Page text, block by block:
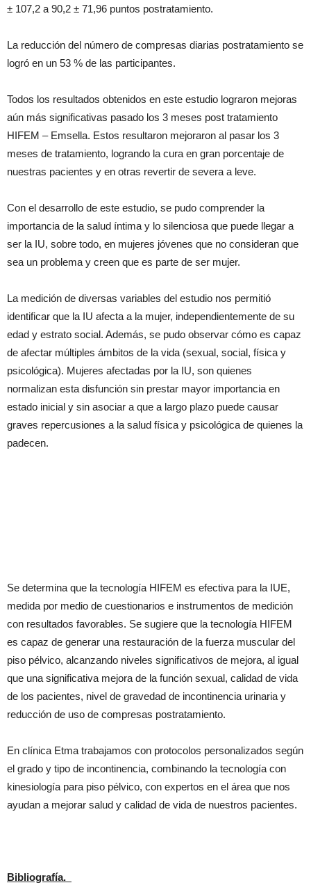
± 107,2 a 90,2 ± 71,96 puntos postratamiento.
La reducción del número de compresas diarias postratamiento se
logró en un 53 % de las participantes.
Todos los resultados obtenidos en este estudio lograron mejoras
aún más significativas pasado los 3 meses post tratamiento
HIFEM – Emsella. Estos resultaron mejoraron al pasar los 3
meses de tratamiento, logrando la cura en gran porcentaje de
nuestras pacientes y en otras revertir de severa a leve.
Con el desarrollo de este estudio, se pudo comprender la
importancia de la salud íntima y lo silenciosa que puede llegar a
ser la IU, sobre todo, en mujeres jóvenes que no consideran que
sea un problema y creen que es parte de ser mujer.
La medición de diversas variables del estudio nos permitió
identificar que la IU afecta a la mujer, independientemente de su
edad y estrato social. Además, se pudo observar cómo es capaz
de afectar múltiples ámbitos de la vida (sexual, social, física y
psicológica). Mujeres afectadas por la IU, son quienes
normalizan esta disfunción sin prestar mayor importancia en
estado inicial y sin asociar a que a largo plazo puede causar
graves repercusiones a la salud física y psicológica de quienes la
padecen.
Se determina que la tecnología HIFEM es efectiva para la IUE,
medida por medio de cuestionarios e instrumentos de medición
con resultados favorables. Se sugiere que la tecnología HIFEM
es capaz de generar una restauración de la fuerza muscular del
piso pélvico, alcanzando niveles significativos de mejora, al igual
que una significativa mejora de la función sexual, calidad de vida
de los pacientes, nivel de gravedad de incontinencia urinaria y
reducción de uso de compresas postratamiento.
En clínica Etma trabajamos con protocolos personalizados según
el grado y tipo de incontinencia, combinando la tecnología con
kinesiología para piso pélvico, con expertos en el área que nos
ayudan a mejorar salud y calidad de vida de nuestros pacientes.
Bibliografía.